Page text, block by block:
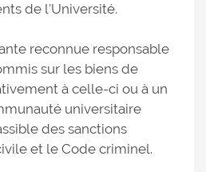
de l'Université.
reconnue responsable
sur les biens de
à celle-ci ou à un
universitaire
des sanctions
et le Code criminel.